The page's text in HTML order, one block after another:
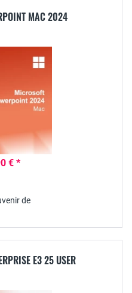
MAC 2024
€ *
de
E3 25 USER